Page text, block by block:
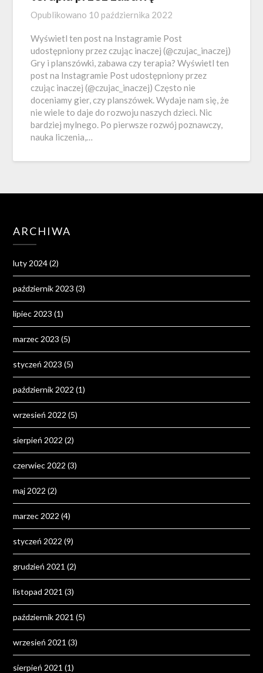
Opublikowano 10 października 2022
Wyświetl ten post na Instagramie Post
udostępniony przez czując inaczej (@czujac_inaczej)
Gry i planszówki, zabawa czy terapia? Wyświetl ten
post na Instagramie Post udostępniony przez
czując inaczej (@czujac_inaczej) Często nie
doceniamy gier, czy planszówek. Wydaje nam się, że
nie wiele to daje do rozwoju naszych dzieci. Nic
bardziej mylnego. Po pierwsze rozwój poznawczy,
nauka liczenia,…
ARCHIWA
luty 2024(2)
październik 2023 (3)
lipiec 2023 (1)
marzec 2023 (5)
styczeń 2023 (5)
październik 2022 (1)
wrzesień 2022 (5)
sierpień 2022 (2)
czerwiec 2022 (3)
maj 2022 (2)
marzec 2022 (4)
styczeń 2022 (9)
grudzień 2021 (2)
listopad 2021 (3)
październik 2021 (5)
wrzesień 2021 (3)
sierpień 2021 (1)